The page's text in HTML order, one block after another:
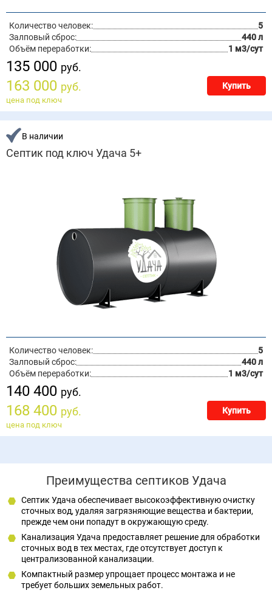
Количество человек:
5
Залповый сброс:
440 л
Объём переработки:
1 м3/сут
135 000 руб.
163 000 руб. Купить
цена под ключ
В наличии
Септик под ключ Удача 5+
Количество человек:
5
Залповый сброс:
440 л
Объём переработки:
1 м3/сут
140 400 руб.
168 400 руб. Купить
цена под ключ
Преимущества септиков Удача
Септик Удача обеспечивает высокоэффективную очистку
сточных вод, удаляя загрязняющие вещества и бактерии,
прежде чем они попадут в окружающую среду.
Канализация Удача предоставляет решение для обработки
сточных вод в тех местах, где отсутствует доступ к
централизованной канализации.
Компактный размер упрощает процесс монтажа и не
требует больших земельных работ.